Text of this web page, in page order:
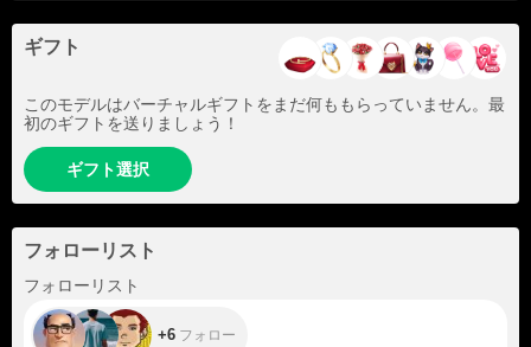
ギフト
このモデルはバーチャルギフトをまだ何ももらっていません。最
初のギフトを送りましょう！
ギフト選択
フォローリスト
フォローリスト
+6 フォロー